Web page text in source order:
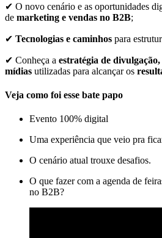
✔ O novo cenário e as oportunidades
de marketing e vendas no B2B;
✔ Tecnologias e caminhos para
✔ Conheça a estratégia de
mídias utilizadas para alcançar os
Veja como foi esse bate papo
Evento 100% digital
Uma experiência que veio pra
O cenário atual trouxe desafios.
O que fazer com a agenda de
no B2B?